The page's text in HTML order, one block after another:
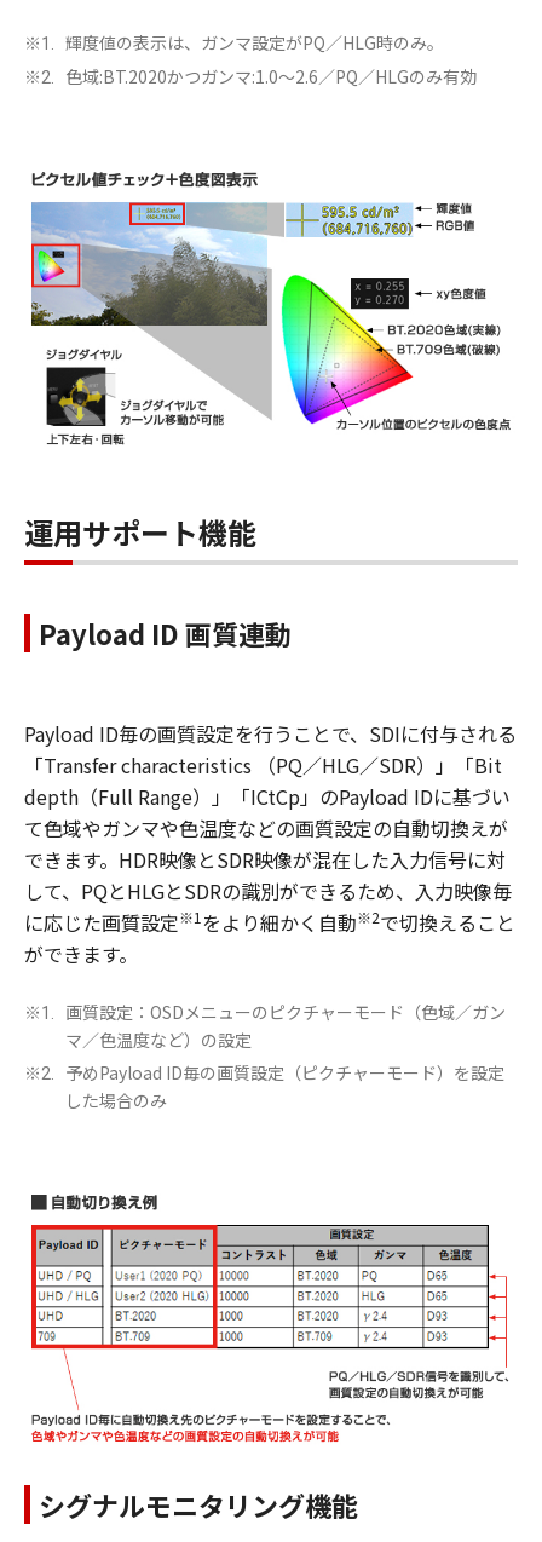
※1. 輝度値の表示は、ガンマ設定がPQ／HLG時のみ。
※2. 色域:BT.2020かつガンマ:1.0～2.6／PQ／HLGのみ有効
運用サポート機能
Payload ID 画質連動
Payload ID毎の画質設定を行うことで、SDIに付与される
「Transfer characteristics （PQ／HLG／SDR）」「Bit
depth（Full Range）」「ICtCp」のPayload IDに基づい
て色域やガンマや色温度などの画質設定の自動切換えが
できます。HDR映像とSDR映像が混在した入力信号に対
して、PQとHLGとSDRの識別ができるため、入力映像毎
に応じた画質設定※1 をより細かく自動※2で切換えること
ができます。
※1.
画質設定：OSDメニューのピクチャーモード（色域／ガン
マ／色温度など）の設定
※2.
予めPayload ID毎の画質設定（ピクチャーモード）を設定
した場合のみ
シグナルモニタリング機能